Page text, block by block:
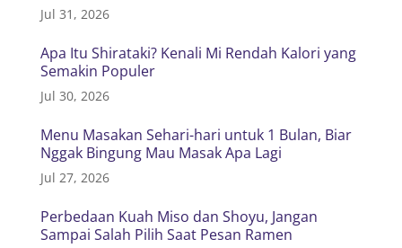
Jul 31, 2026
Apa Itu Shirataki? Kenali Mi Rendah Kalori yang
Semakin Populer
Jul 30, 2026
Menu Masakan Sehari-hari untuk 1 Bulan, Biar
Nggak Bingung Mau Masak Apa Lagi
Jul 27, 2026
Perbedaan Kuah Miso dan Shoyu, Jangan
Sampai Salah Pilih Saat Pesan Ramen